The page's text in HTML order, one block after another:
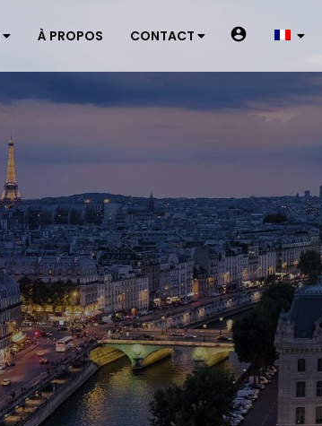
À PROPOS CONTACT